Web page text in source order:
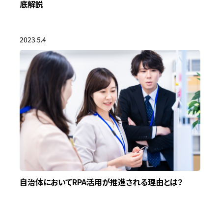
底解説
2023.5.4
自治体においてRPA活用が推進される理由とは？